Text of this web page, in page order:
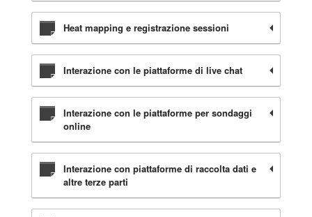
Heat mapping e registrazione sessioni
Interazione con le piattaforme di live chat
Interazione con le piattaforme per sondaggi
online
Interazione con piattaforme di raccolta dati e
altre terze parti